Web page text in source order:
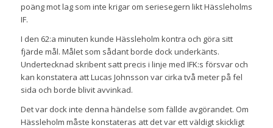
poäng mot lag som inte krigar om seriesegern likt Hässleholms
IF.
I den 62:a minuten kunde Hässleholm kontra och göra sitt
fjärde mål. Målet som sådant borde dock underkänts.
Undertecknad skribent satt precis i linje med IFK:s försvar och
kan konstatera att Lucas Johnsson var cirka två meter på fel
sida och borde blivit avvinkad.
Det var dock inte denna händelse som fällde avgörandet. Om
Hässleholm måste konstateras att det var ett väldigt skickligt